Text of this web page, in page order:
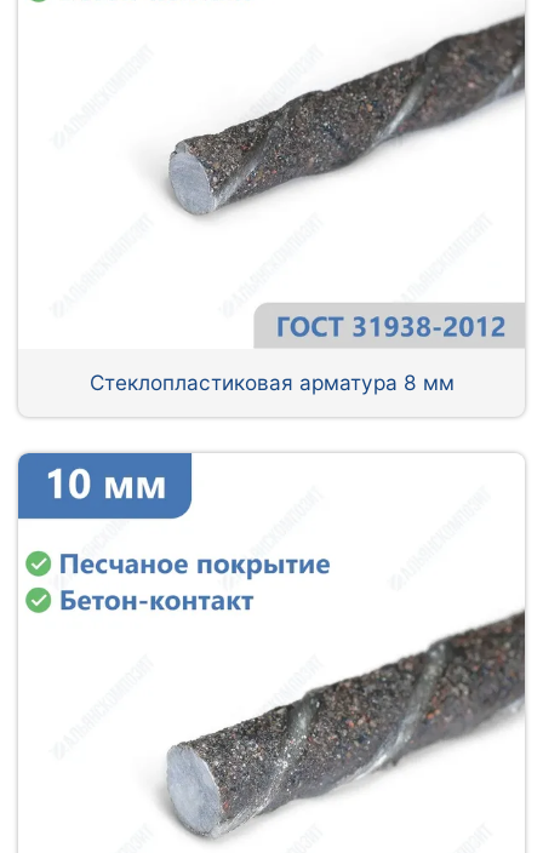
Стеклопластиковая арматура 8 мм